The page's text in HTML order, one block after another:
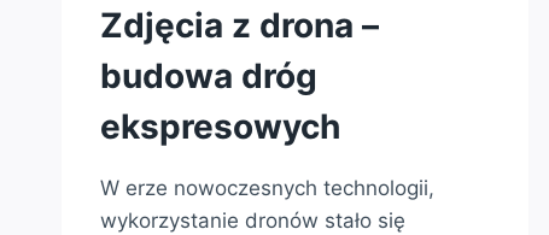
Zdjęcia z drona –
budowa dróg
ekspresowych
W erze nowoczesnych technologii,
wykorzystanie dronów stało się